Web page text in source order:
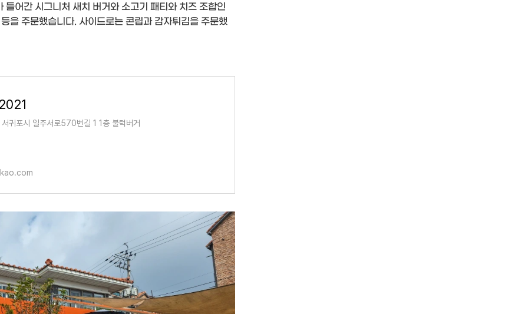
어간 시그니처 새치 버거와 소고기 패티와 치즈 조합인
을 주문했습니다. 사이드로는 콘립과 감자튀김을 주문했
귀포시 일주서로570번길 1 1층 불턱버거